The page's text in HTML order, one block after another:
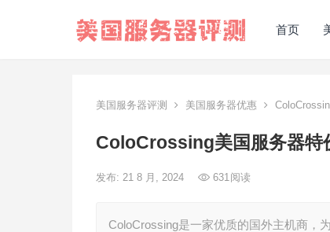
首页
美国服务器评测 美国服务器优惠
ColoCrossing美国服务器特
发布: 21 8 月, 2024 631阅读
ColoCrossing是一家优质的国外主机商，